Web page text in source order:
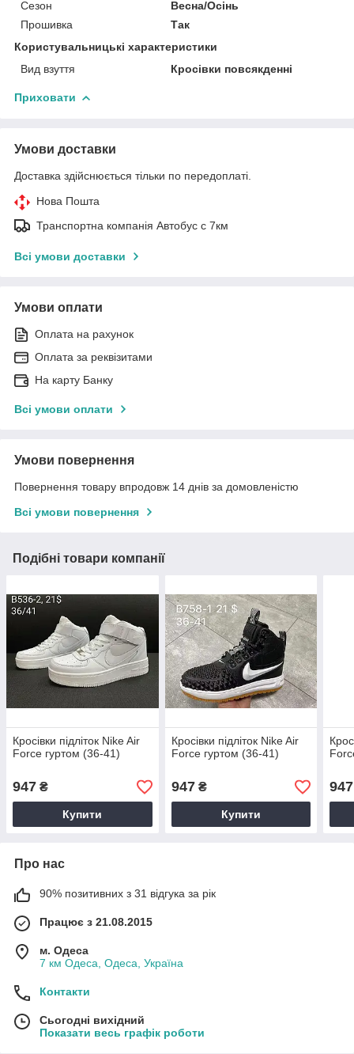
Сезон
Весна/Осінь
Прошивка
Так
Користувальницькі характеристики
Вид взуття
Кросівки повсякденні
Приховати
Умови доставки
Доставка здійснюється тільки по передоплаті.
Нова Пошта
Транспортна компанія Автобус с 7км
Всі умови доставки
Умови оплати
Оплата на рахунок
Оплата за реквізитами
На карту Банку
Всі умови оплати
Умови повернення
Повернення товару впродовж 14 днів за домовленістю
Всі умови повернення
Подібні товари компанії
Кросівки підліток Nike Air
Force гуртом (36-41)
947 ₴
Купити
Кросівки підліток Nike Air
Force гуртом (36-41)
947₴
Купити
947
Про нас
90% позитивних з 31 відгука за рік
Працює з 21.08.2015
м. Одеса
7 км Одеса, Одеса, Україна
Контакти
Сьогодні вихідний
Показати весь графік роботи